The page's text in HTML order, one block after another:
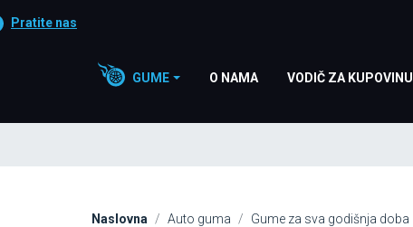
Pratite nas
GUME O NAMA VODIČ ZA KUPOVINU
Naslovna Auto guma Gume za sva godišnja doba